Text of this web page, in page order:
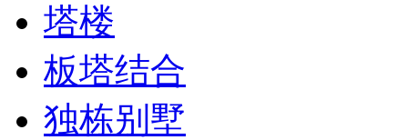
塔楼
板塔结合
独栋别墅